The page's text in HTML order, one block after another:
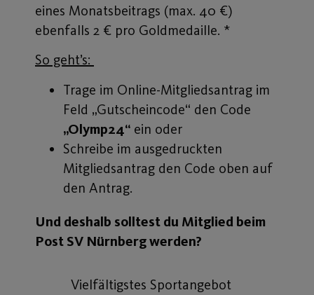
eines Monatsbeitrags (max. 40 €)
ebenfalls 2 € pro Goldmedaille. *
So geht’s:
Trage im Online-Mitgliedsantrag im
Feld „Gutscheincode“ den Code
„Olymp24“ ein oder
Schreibe im ausgedruckten
Mitgliedsantrag den Code oben auf
den Antrag.
Und deshalb solltest du Mitglied beim
Post SV Nürnberg werden?
Vielfältigstes Sportangebot